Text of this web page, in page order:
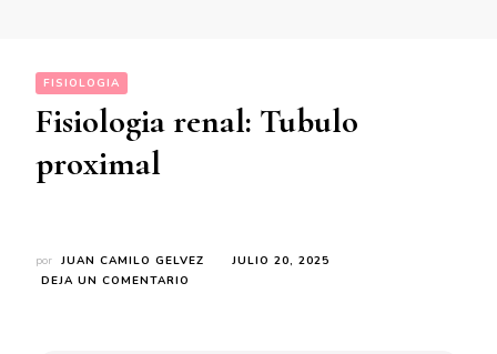
FISIOLOGIA
Fisiologia renal: Tubulo
proximal
por JUAN CAMILO GELVEZ
JULIO 20, 2025
DEJA UN COMENTARIO